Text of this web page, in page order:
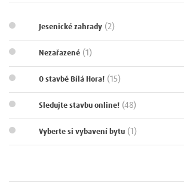
Jesenické zahrady (2)
Nezařazené (1)
O stavbě Bílá Hora! (15)
Sledujte stavbu online! (48)
Vyberte si vybavení bytu (1)